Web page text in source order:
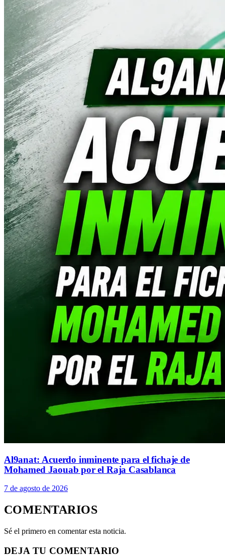
Al9anat: Acuerdo inminente para el fichaje de
Mohamed Jaouab por el Raja Casablanca
7 de agosto de 2026
COMENTARIOS
Sé el primero en comentar esta noticia.
DEJA TU COMENTARIO